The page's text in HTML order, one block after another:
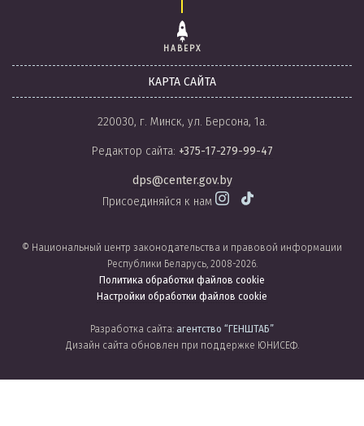
НАВЕРХ
КАРТА САЙТА
220030, г. Минск, ул. Берсона, 1а.
Редактор сайта: +375-17-279-99-47
dps@center.gov.by
Присоединяйся к нам
© Национальный центр законодательства и правовой информации
Республики Беларусь, 2008-2026.
Политика обработки файлов cookie
Настройки обработки файлов cookie
Разработка сайта: агентство “ГЕНШТАБ”
Дизайн сайта обновлен при поддержке ЮНИСЕФ.